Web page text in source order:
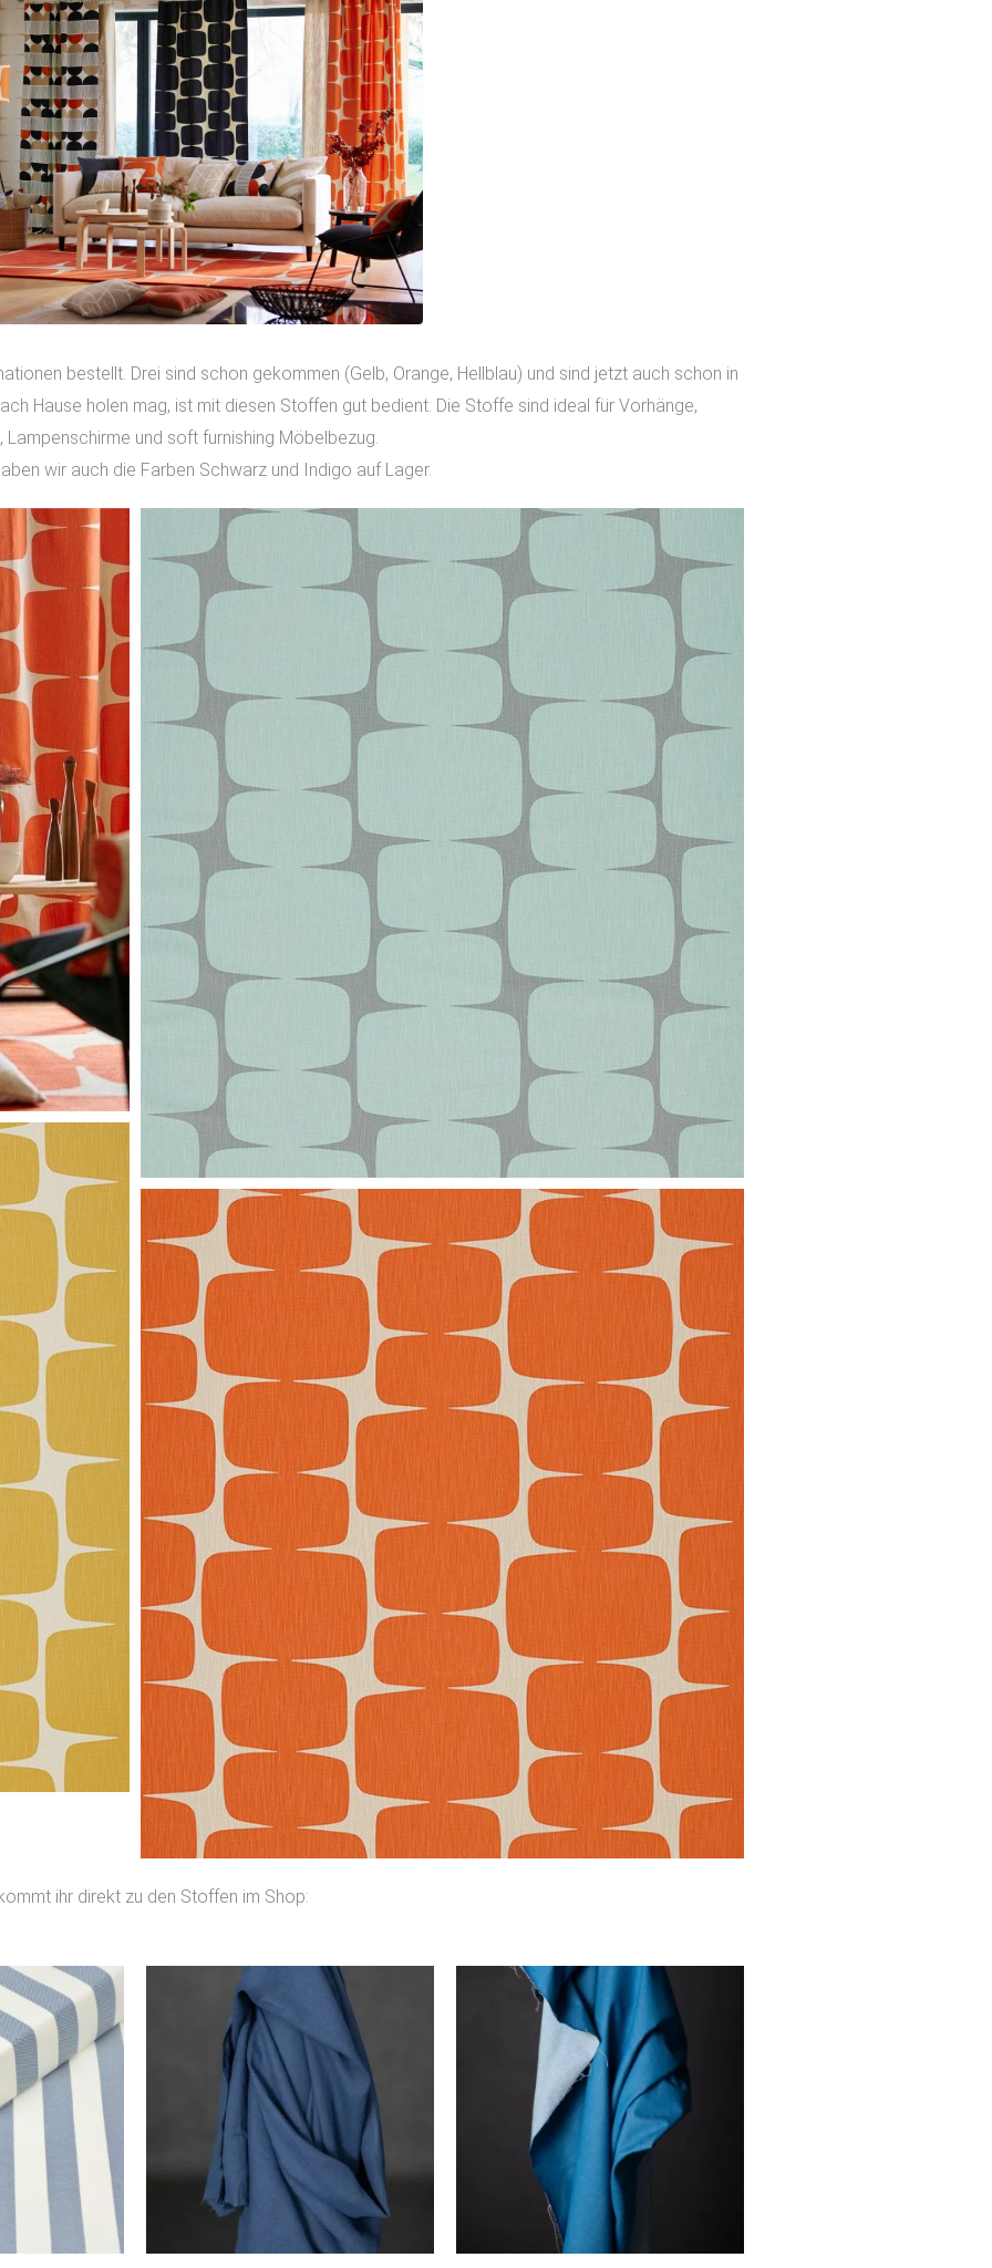
bestellt. Drei sind schon gekommen (Gelb, Orange, Hellblau) und sind jetzt auch schon in
Hause holen mag, ist mit diesen Stoffen gut bedient. Die Stoffe sind ideal für Vorhänge,
Lampenschirme und soft furnishing Möbelbezug.
wir auch die Farben Schwarz und Indigo auf Lager.
ihr direkt zu den Stoffen im Shop: